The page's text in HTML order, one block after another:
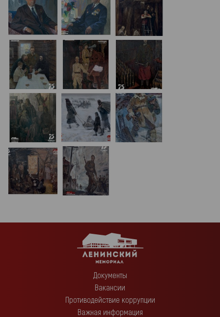
Документы
Вакансии
Противодействие коррупции
Важная информация